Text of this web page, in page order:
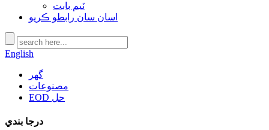
ٽيم بابت
اسان سان رابطو ڪريو
English
گھر
مصنوعات
EOD حل
درجا بندي